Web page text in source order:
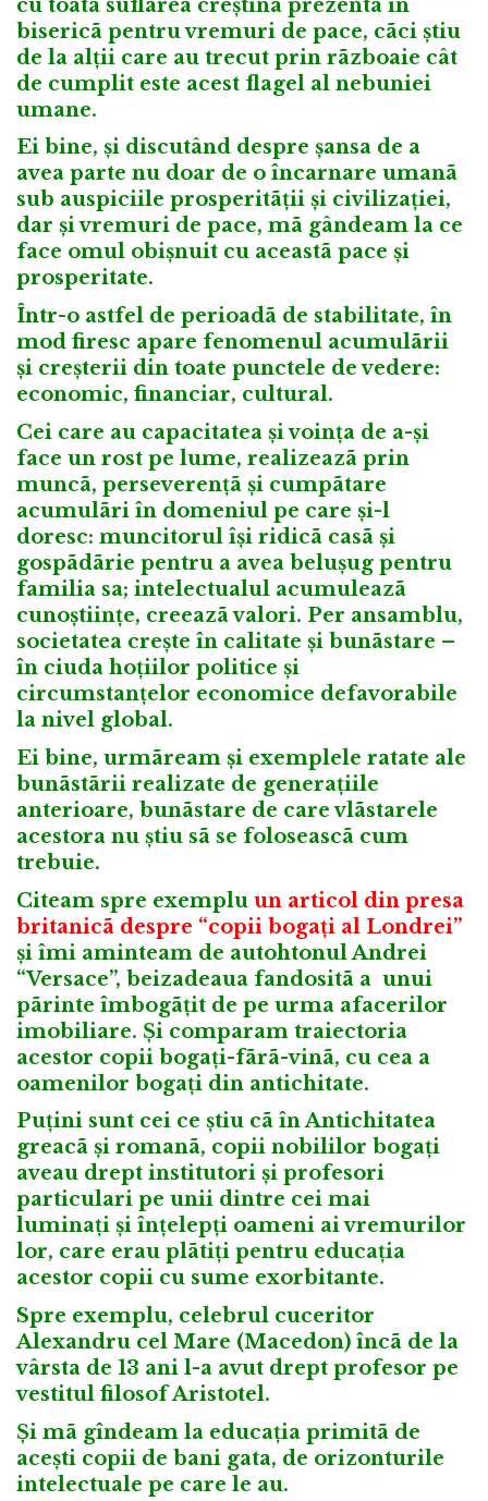
cu toatã suflarea creștinã prezentã în
bisericã pentru vremuri de pace, cãci știu
de la alții care au trecut prin rãzboaie cât
de cumplit este acest flagel al nebuniei
umane.
Ei bine, și discutând despre șansa de a
avea parte nu doar de o încarnare umanã
sub auspiciile prosperitãții și civilizației,
dar și vremuri de pace, mã gândeam la ce
face omul obișnuit cu aceastã pace și
prosperitate.
Într-o astfel de perioadã de stabilitate, în
mod firesc apare fenomenul acumulãrii
și creșterii din toate punctele de vedere:
economic, financiar, cultural.
Cei care au capacitatea și voința de a-și
face un rost pe lume, realizeazã prin
muncã, perseverențã și cumpãtare
acumulãri în domeniul pe care și-l
doresc: muncitorul își ridicã casã și
gospãdãrie pentru a avea belușug pentru
familia sa; intelectualul acumuleazã
cunoștiințe, creeazã valori. Per ansamblu,
societatea crește în calitate și bunãstare –
în ciuda hoțiilor politice și
circumstanțelor economice defavorabile
la nivel global.
Ei bine, urmãream și exemplele ratate ale
bunãstãrii realizate de generațiile
anterioare, bunãstare de care vlãstarele
acestora nu știu sã se foloseascã cum
trebuie.
Citeam spre exemplu un articol din presa
britanicã despre “copii bogați al Londrei”
și îmi aminteam de autohtonul Andrei
“Versace”, beizadeaua fandositã a unui
pãrinte îmbogãțit de pe urma afacerilor
imobiliare. Și comparam traiectoria
acestor copii bogați-fãrã-vinã, cu cea a
oamenilor bogați din antichitate.
Puțini sunt cei ce știu cã în Antichitatea
greacã și romanã, copii nobililor bogați
aveau drept institutori și profesori
particulari pe unii dintre cei mai
luminați și înțelepți oameni ai vremurilor
lor, care erau plãtiți pentru educația
acestor copii cu sume exorbitante.
Spre exemplu, celebrul cuceritor
Alexandru cel Mare (Macedon) încã de la
vârsta de 13 ani l-a avut drept profesor pe
vestitul filosof Aristotel.
Și mã gîndeam la educația primitã de
acești copii de bani gata, de orizonturile
intelectuale pe care le au.